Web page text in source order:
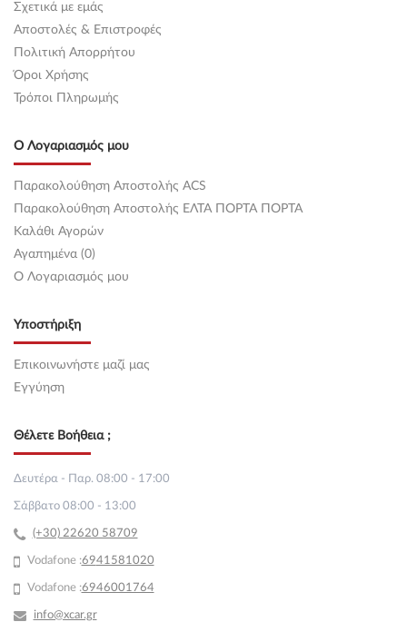
Σχετικά με εμάς
Αποστολές & Επιστροφές
Πολιτική Απορρήτου
Όροι Χρήσης
Τρόποι Πληρωμής
Ο Λογαριασμός μου
Παρακολούθηση Αποστολής ACS
Παρακολούθηση Αποστολής ΕΛΤΑ ΠΟΡΤΑ ΠΟΡΤΑ
Καλάθι Αγορών
Αγαπημένα (0)
O Λογαριασμός μου
Υποστήριξη
Επικοινωνήστε μαζί μας
Εγγύηση
Θέλετε Βοήθεια ;
Δευτέρα - Παρ. 08:00 - 17:00
Σάββατο 08:00 - 13:00
(+30) 22620 58709
Vodafone :6941581020
Vodafone :6946001764
info@xcar.gr